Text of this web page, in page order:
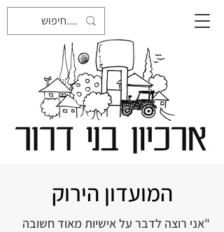
המועדון הירוק
"אני רוצה לדבר על אישיות מאוד חשובה